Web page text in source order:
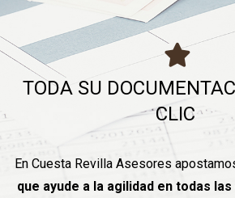
TODA SU
CLIC
En Cuesta Revilla Asesores
que ayude a la agilidad en todas